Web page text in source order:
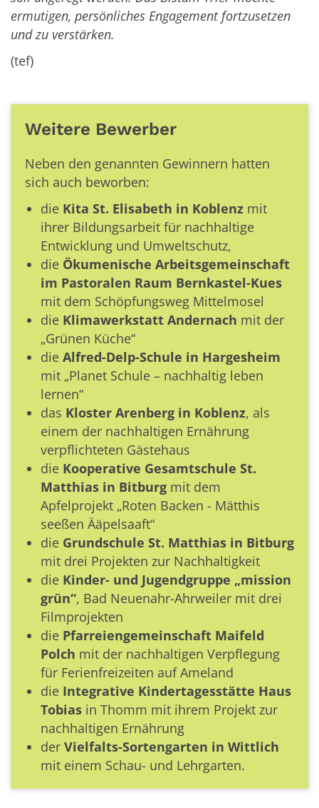
ermutigen, persönliches Engagement fortzusetzen
und zu verstärken.
(tef)
Weitere Bewerber
Neben den genannten Gewinnern hatten
sich auch beworben:
die Kita St. Elisabeth in Koblenz mit
ihrer Bildungsarbeit für nachhaltige
Entwicklung und Umweltschutz,
die Ökumenische Arbeitsgemeinschaft
im Pastoralen Raum Bernkastel-Kues
mit dem Schöpfungsweg Mittelmosel
die Klimawerkstatt Andernach mit der
„Grünen Küche“
die Alfred-Delp-Schule in Hargesheim
mit „Planet Schule – nachhaltig leben
lernen“
das Kloster Arenberg in Koblenz, als
einem der nachhaltigen Ernährung
verpflichteten Gästehaus
die Kooperative Gesamtschule St.
Matthias in Bitburg mit dem
Apfelprojekt „Roten Backen - Mätthis
seeßen Ääpelsaaft“
die Grundschule St. Matthias in Bitburg
mit drei Projekten zur Nachhaltigkeit
die Kinder- und Jugendgruppe „mission
grün“, Bad Neuenahr-Ahrweiler mit drei
Filmprojekten
die Pfarreiengemeinschaft Maifeld
Polch mit der nachhaltigen Verpflegung
für Ferienfreizeiten auf Ameland
die Integrative Kindertagesstätte Haus
Tobias in Thomm mit ihrem Projekt zur
nachhaltigen Ernährung
der Vielfalts-Sortengarten in Wittlich
mit einem Schau- und Lehrgarten.